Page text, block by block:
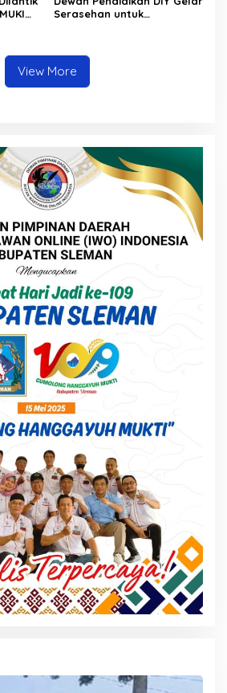
Serasehan untuk
View More